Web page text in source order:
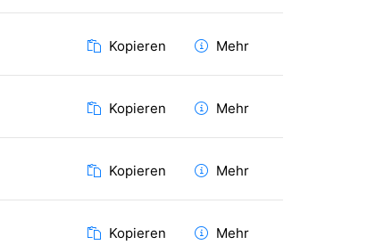
Kopieren Mehr
Kopieren Mehr
Kopieren Mehr
Kopieren Mehr